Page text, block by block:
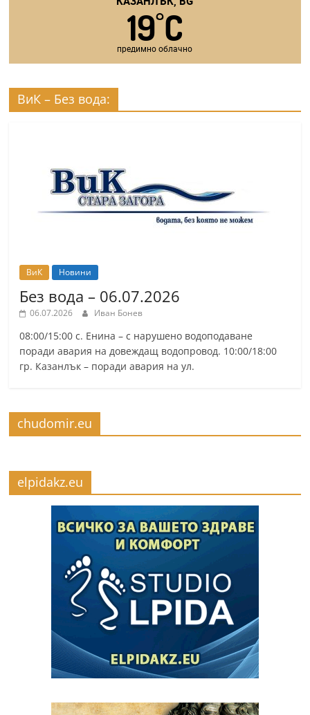
19°C
предимно облачно
ВиК – Без вода:
ВиК Новини
Без вода – 06.07.2026
06.07.2026 Иван Бонев
08:00/15:00 с. Енина – с нарушено водоподаване
поради авария на довеждащ водопровод. 10:00/18:00
гр. Казанлък – поради авария на ул.
chudomir.eu
elpidakz.eu